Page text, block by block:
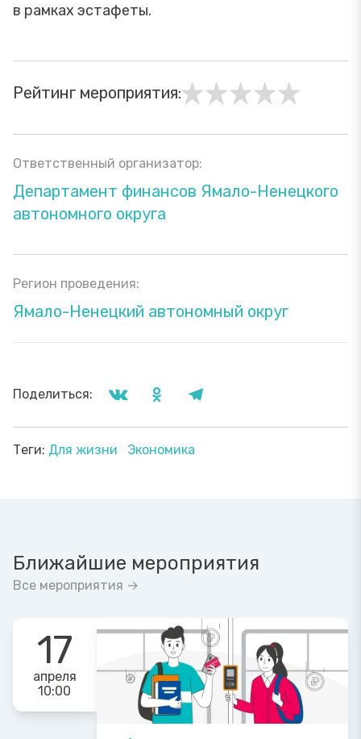
в рамках эстафеты.
Рейтинг мероприятия:
Ответственный организатор:
Департамент финансов Ямало-Ненецкого
автономного округа
Регион проведения:
Ямало-Ненецкий автономный округ
Поделиться:
Теги: Для жизни Экономика
Ближайшие мероприятия
Все мероприятия →
17
апреля
10:00